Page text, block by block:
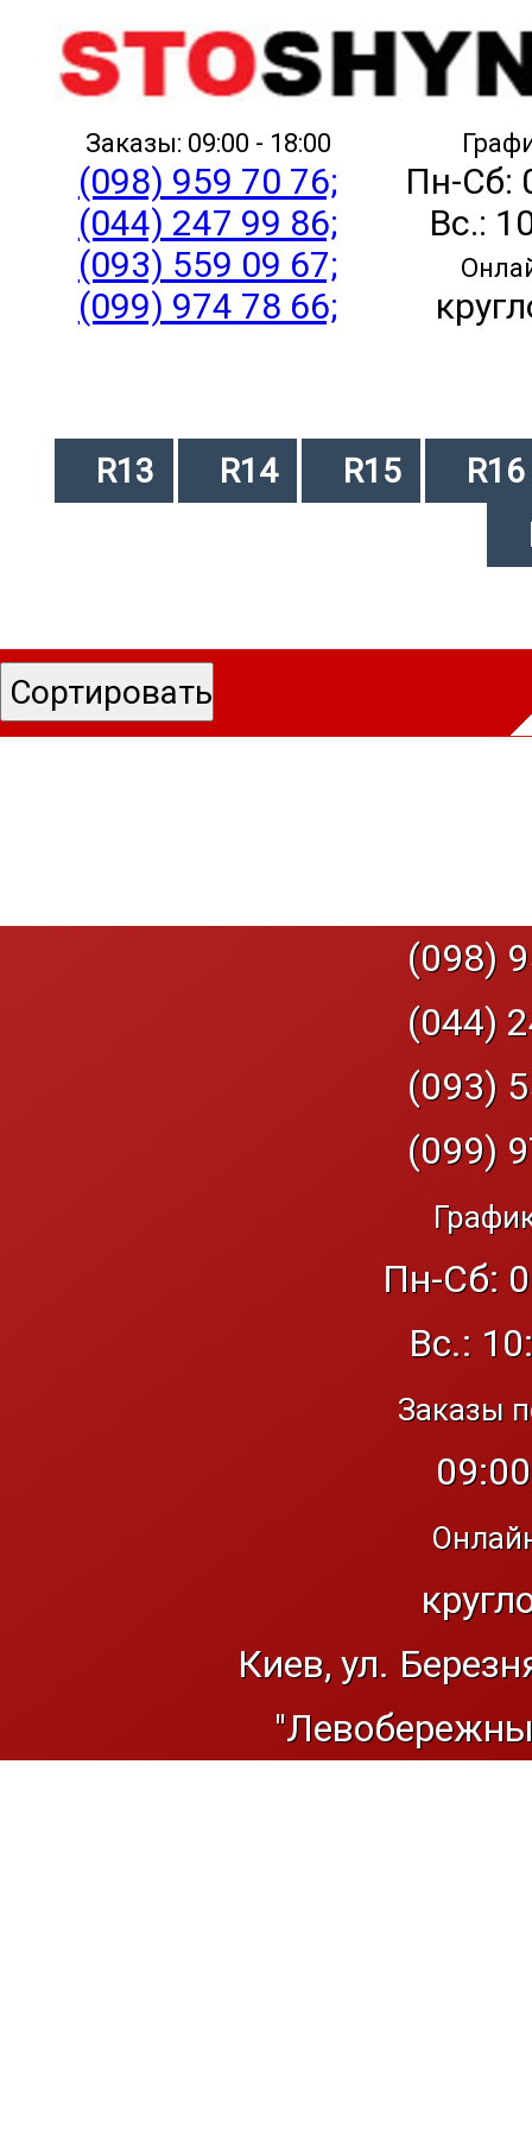
Заказы: 09:00 - 18:00
(098) 959 70 76;
(044) 247 99 86;
(093) 559 09 67;
(099) 974 78 66;
Пн-Сб:
Вс.:
R13 R14 R15
R16
(098)
(044)
(093)
(099)
Пн-Сб:
Вс.:
Заказы
Киев, ул.